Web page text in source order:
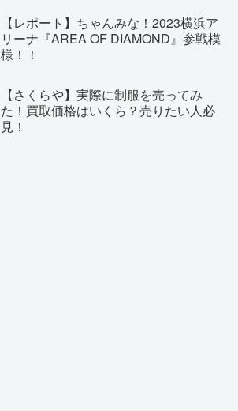
【レポート】ちゃんみな！2023横浜ア
リーナ『AREA OF DIAMOND』参戦模
様！！
【さくらや】実際に制服を売ってみ
た！買取価格はいくら？売りたい人必
見！